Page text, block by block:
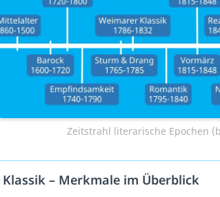
Zeitstrahl literarische Epochen
– Merkmale im Überblick